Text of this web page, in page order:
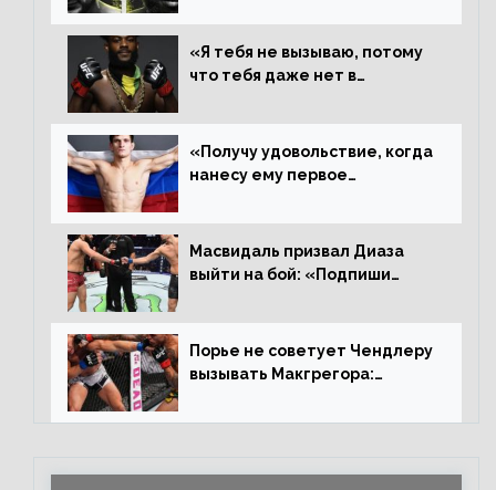
«Я тебя не вызываю, потому
что тебя даже нет в
пауза», сообщает Стерлинг
ответил Сехудо
«Получу удовольствие, когда
нанесу ему первое
Иге – про бой с Евлоевым
Масвидаль призвал Диаза
выйти на бой: «Подпиши
повторим»
Порье не советует Чендлеру
вызывать Макгрегора:
каждом бою, а Конор умеет